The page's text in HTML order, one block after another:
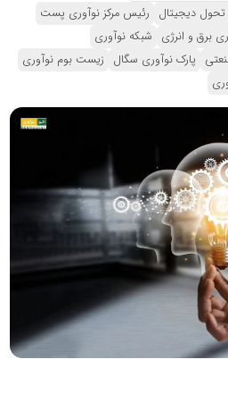
تحول دیجیتال رئیس مرکز نوآوری پست
برق و انرژی شبکه نوآوری
پارک نوآوری سگال زیست بوم نوآوری